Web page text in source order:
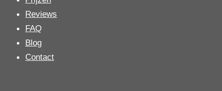
Reviews
FAQ
Blog
Contact